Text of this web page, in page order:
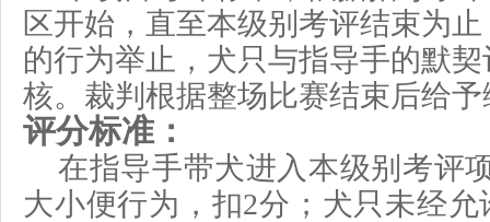
区开始，直至本级别考评结束为
的行为举止，犬只与指导手的默
核。裁判根据整场比赛结束后给
评分标准：
在指导手带犬进入本级别考评
大小便行为，扣2分；犬只未经